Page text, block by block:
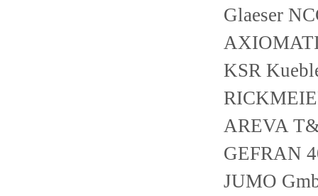
Glaeser
KSR
AREVA
GEFRAN
JUMO